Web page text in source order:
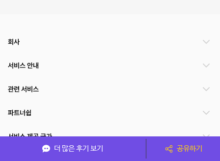
더 많은 후기 보기 공유하기
회사
서비스 안내
관련 서비스
파트너쉽
서비스 제공 국가